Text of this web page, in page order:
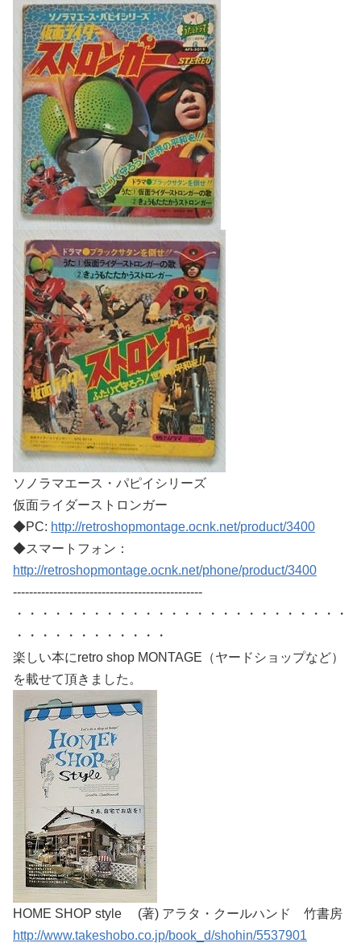
ソノラマエース・パピイシリーズ
仮面ライダーストロンガー
◆PC: http://retroshopmontage.ocnk.net/product/3400
◆スマートフォン：
http://retroshopmontage.ocnk.net/phone/product/3400
-----------------------------------------------
・・・・・・・・・・・・・・・・・・・・・・・・・・
・・・・・・・・・・・・
楽しい本にretro shop MONTAGE（ヤードショップなど）
を載せて頂きました。
HOME SHOP style (著) アラタ・クールハンド 竹書房
http://www.takeshobo.co.jp/book_d/shohin/5537901